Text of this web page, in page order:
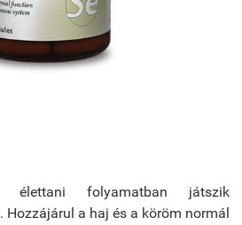
folyamatban játszik
Hozzájárul a haj és a köröm normál